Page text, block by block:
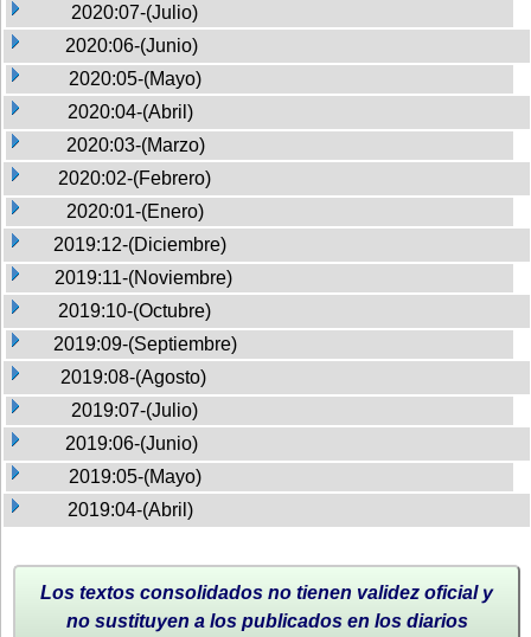
2020:07-(Julio)
2020:06-(Junio)
2020:05-(Mayo)
2020:04-(Abril)
2020:03-(Marzo)
2020:02-(Febrero)
2020:01-(Enero)
2019:12-(Diciembre)
2019:11-(Noviembre)
2019:10-(Octubre)
2019:09-(Septiembre)
2019:08-(Agosto)
2019:07-(Julio)
2019:06-(Junio)
2019:05-(Mayo)
2019:04-(Abril)
Los textos consolidados no tienen validez oficial y
no sustituyen a los publicados en los diarios